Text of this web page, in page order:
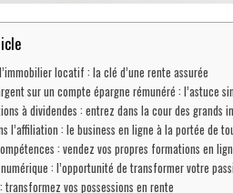
locatif : la clé d’une rente assurée
sur un compte épargne rémunéré : l’astuce
à dividendes : entrez dans la cour des grands
l’affiliation : le business en ligne à la portée de
: vendez vos propres formations en
: l’opportunité de transformer votre
transformez vos possessions en rente